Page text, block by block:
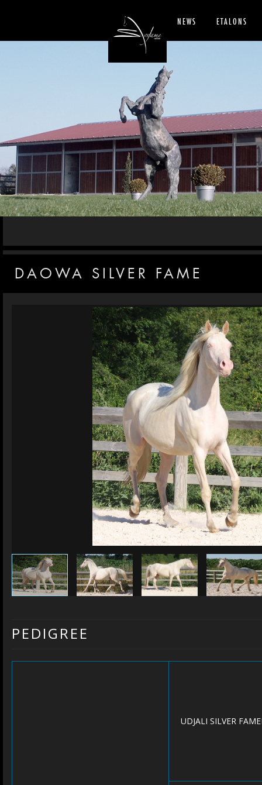
NEWS ETALONS
DAOWA SILVER FAME
PEDIGREE
UDJALI SILVER